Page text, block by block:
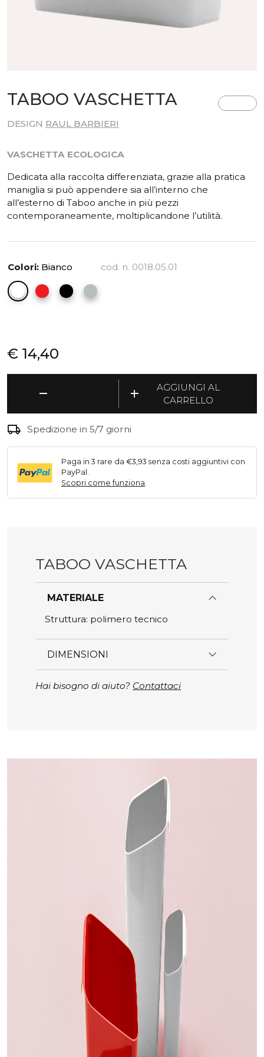
TABOO VASCHETTA
DESIGN RAUL BARBIERI
VASCHETTA ECOLOGICA
Dedicata alla raccolta differenziata, grazie alla pratica
maniglia si può appendere sia all’interno che
all’esterno di Taboo anche in più pezzi
contemporaneamente, moltiplicandone l’utilità.
Colori: Bianco cod. n. 0018.05.01
€ 14,40
remove
Vaschetta
quantità
add
AGGIUNGI AL
CARRELLO
TABOO VASCHETTA
MATERIALE
Struttura: polimero tecnico
DIMENSIONI
Hai bisogno di aiuto? Contattaci
local_shipping Spedizione in 5/7 giorni
Paga in 3 rare da €3,93 senza costi aggiuntivi con
PayPal.
Scopri come funziona.